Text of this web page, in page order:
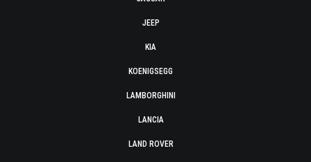
JEEP
KIA
KOENIGSEGG
LAMBORGHINI
LANCIA
LAND ROVER